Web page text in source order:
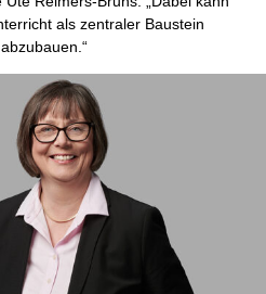
als zentraler Baustein